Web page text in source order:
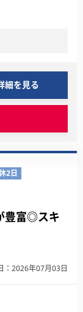
細を見る
2日
豊富◎スキ
：2026年07月03日